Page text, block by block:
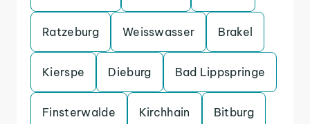
Ratzeburg Weisswasser Brakel
Kierspe Dieburg Bad Lippspringe
Finsterwalde Kirchhain Bitburg